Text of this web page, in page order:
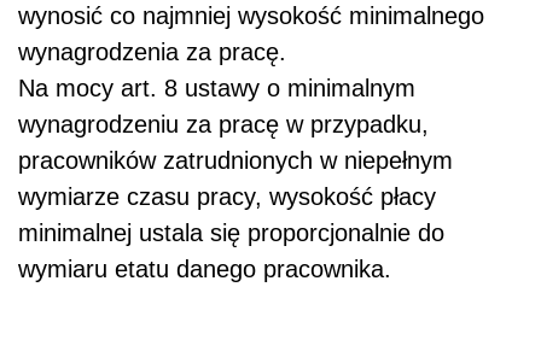
wynosić co najmniej wysokość minimalnego
wynagrodzenia za pracę.
Na mocy art. 8 ustawy o minimalnym
wynagrodzeniu za pracę w przypadku,
pracowników zatrudnionych w niepełnym
wymiarze czasu pracy, wysokość płacy
minimalnej ustala się proporcjonalnie do
wymiaru etatu danego pracownika.